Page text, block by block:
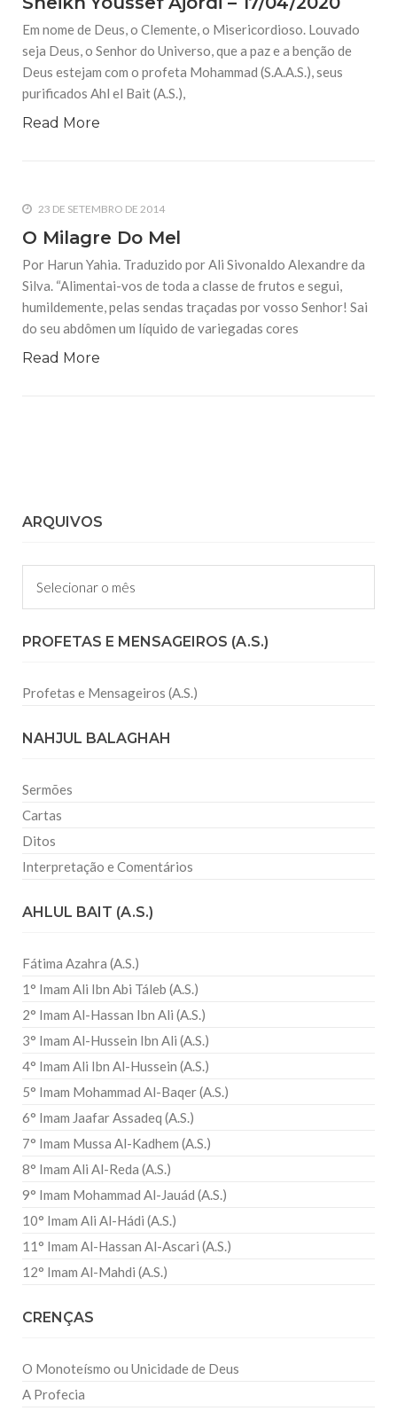
10 DE NOVEMBRO DE 2013
Falecimento do Imam Ali Ibn Al-Hussein
(A.S.)
Em nome de Deus, o Clemente, o Misericordioso! Diante da
data em que relembramos o martírio do quarto Imam dos
muçulmanos, o Imam Ali Ibn Al-Hussein Ibn Ali Ibn Abi Táleb
(A.S.), conhecido por “Zein Al-Ábidin” (Formosura
ministro das Relações Exteriores da
República Islâmica do Irã
Na noite da quinta-feira, 03 de Abril, o Centro Islâmico no
Brasil recebeu em sua sede, em São Paulo, o ex-ministro das
Relações Exteriores da República Islâmica do Irã, Sr. Kamal
Kharrazi, que encontra-se visitando
Em nome de Deus, o Clemente, o Misericordioso. Louvado
seja Deus, o Senhor do Universo, que a paz e a benção de
Deus estejam com o profeta Mohammad (S.A.A.S.), seus
purificados Ahl el Bait (A.S.),
Read More
23 DE SETEMBRO DE 2014
O Milagre Do Mel
Por Harun Yahia. Traduzido por Ali Sivonaldo Alexandre da
Silva. “Alimentai-vos de toda a classe de frutos e segui,
humildemente, pelas sendas traçadas por vosso Senhor! Sai
do seu abdômen um líquido de variegadas cores
Read More
ARQUIVOS
Arquivos
PROFETAS E MENSAGEIROS (A.S.)
Profetas e Mensageiros (A.S.)
NAHJUL BALAGHAH
Sermões
Cartas
Ditos
Interpretação e Comentários
AHLUL BAIT (A.S.)
Fátima Azahra (A.S.)
1° Imam Ali Ibn Abi Táleb (A.S.)
2° Imam Al-Hassan Ibn Ali (A.S.)
3° Imam Al-Hussein Ibn Ali (A.S.)
4° Imam Ali Ibn Al-Hussein (A.S.)
5° Imam Mohammad Al-Baqer (A.S.)
6° Imam Jaafar Assadeq (A.S.)
7° Imam Mussa Al-Kadhem (A.S.)
8° Imam Ali Al-Reda (A.S.)
9° Imam Mohammad Al-Jauád (A.S.)
10° Imam Ali Al-Hádi (A.S.)
11° Imam Al-Hassan Al-Ascari (A.S.)
12° Imam Al-Mahdi (A.S.)
CRENÇAS
O Monoteísmo ou Unicidade de Deus
A Profecia